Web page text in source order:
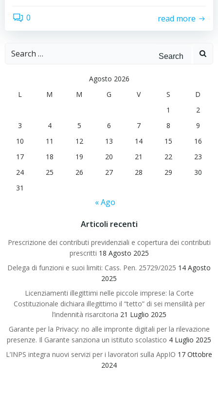
0 read more
Search
Agosto 2026
L
M M G V S
D
1
2
3
4 5 6 7 8
9
10
11 12 13 14 15
16
17
18 19 20 21 22
23
24
25 26 27 28 29
30
31
« Ago
Articoli recenti
Prescrizione dei contributi previdenziali e copertura dei contributi
prescritti 18 Agosto 2025
Delega di funzioni e suoi limiti: Cass. Pen. 25729/2025 14 Agosto
2025
Licenziamenti illegittimi nelle piccole imprese: la Corte
Costituzionale dichiara illegittimo il “tetto” di sei mensilità per
l’indennità risarcitoria 21 Luglio 2025
Garante per la Privacy: no alle impronte digitali per la rilevazione
presenze. Il Garante sanziona un istituto scolastico 4 Luglio 2025
L’INPS integra nuovi servizi per i lavoratori sulla AppIO 17 Ottobre
2024